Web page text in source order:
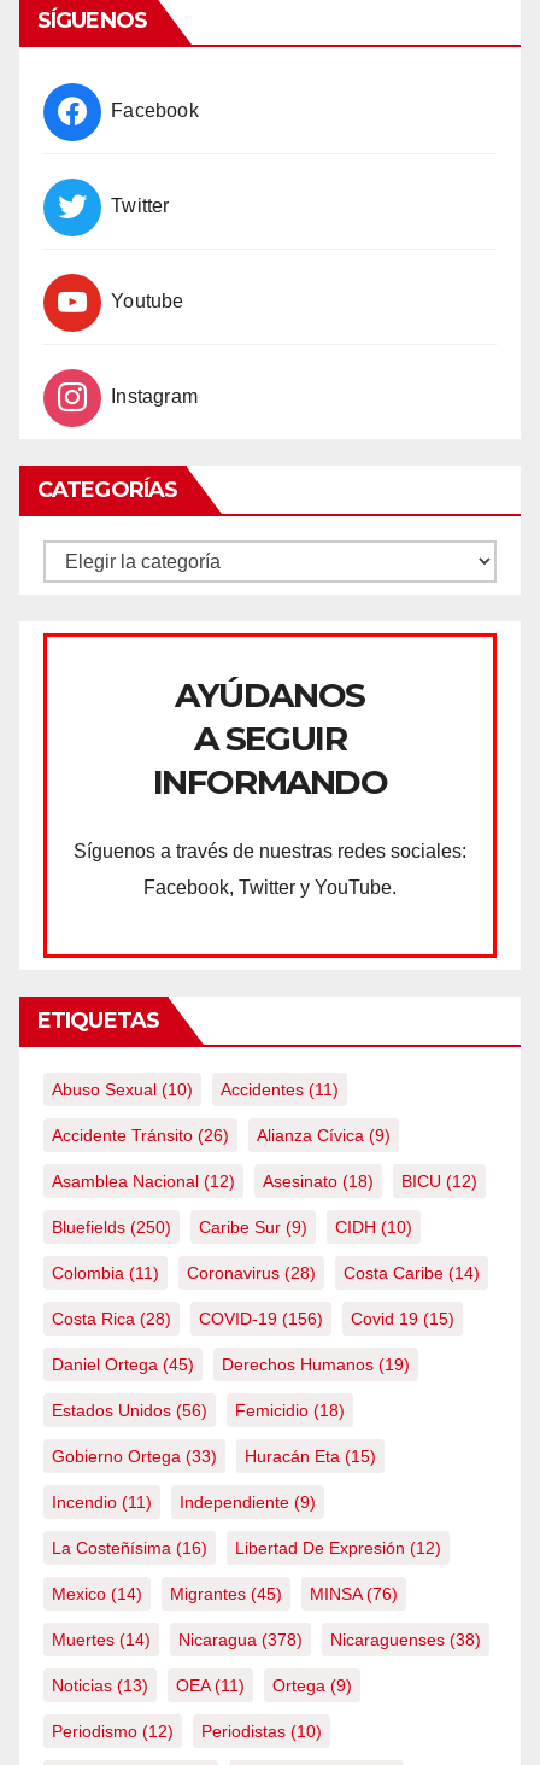
SÍGUENOS
Facebook
Twitter
Youtube
Instagram
CATEGORÍAS
CATEGORÍAS
AYÚDANOS
A SEGUIR
INFORMANDO
Síguenos a través de nuestras redes sociales:
Facebook, Twitter y YouTube.
ETIQUETAS
Abuso Sexual (10) Accidentes (11)
Accidente Tránsito (26) Alianza Cívica (9)
Asamblea Nacional (12) Asesinato (18) BICU (12)
Bluefields (250) Caribe Sur (9) CIDH (10)
Colombia (11) Coronavirus (28) Costa Caribe (14)
Costa Rica (28) COVID-19 (156) Covid 19 (15)
Daniel Ortega (45) Derechos Humanos (19)
Estados Unidos (56) Femicidio (18)
Gobierno Ortega (33) Huracán Eta (15)
Incendio (11) Independiente (9)
La Costeñísima (16) Libertad De Expresión (12)
Mexico (14) Migrantes (45) MINSA(76)
Muertes (14) Nicaragua (378) Nicaraguenses (38)
Noticias (13) OEA(11) Ortega (9)
Periodismo (12) Periodistas (10)